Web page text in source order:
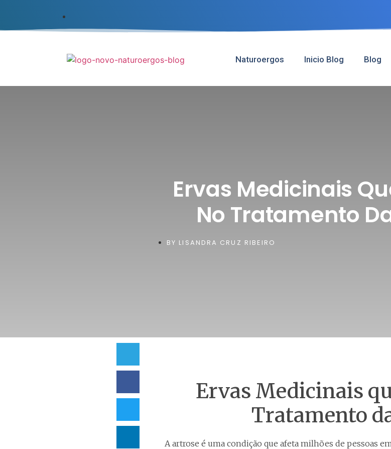
Naturoergos Inicio Blog Blog
Ervas Medicinais
No Tratamento
BY LISANDRA CRUZ RIBEIRO
Ervas Medicinais
Tratamento
A artrose é uma condição que afeta milhões de pessoas